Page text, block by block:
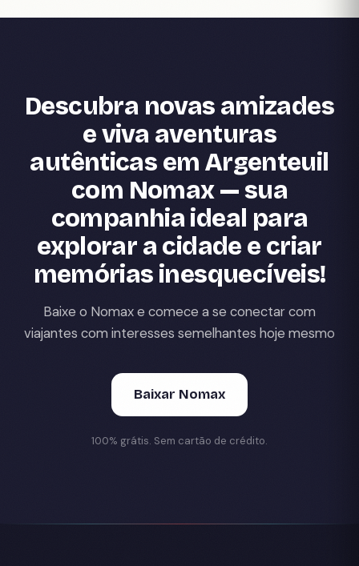
Descubra novas amizades
e viva aventuras
autênticas em Argenteuil
com Nomax — sua
companhia ideal para
explorar a cidade e criar
memórias inesquecíveis!
Baixe o Nomax e comece a se conectar com
viajantes com interesses semelhantes hoje mesmo
Baixar Nomax
100% grátis. Sem cartão de crédito.